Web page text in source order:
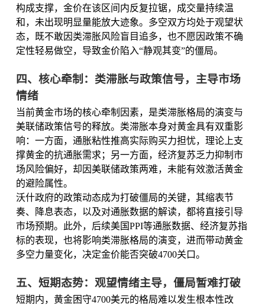
构成支撑，金价在该区间内反复拉锯，成交量持续温
和，未出现明显量能放大迹象。多空双方均处于观望状
态，既不敢因类滞胀风险盲目追多，也不愿因政策不确
定性轻易做空，导致金价陷入“静观其变”的僵局。
四、核心牵制：类滞胀与政策信号，主导市场
情绪
当前黄金市场的核心牵制因素，是类滞胀格局的演变与
美联储政策信号的释放。类滞胀本身对黄金具有双重影
响：一方面，通胀粘性推高实际购买力担忧，理论上支
撑黄金的抗通胀需求；另一方面，经济复苏乏力抑制市
场风险偏好，却因美联储政策两难，未能有效激活黄金
的避险属性。
沃什政府的政策动态成为打破僵局的关键，其缩表节
奏、降息表态，以及对通胀数据的解读，都将直接引导
市场预期。此外，后续美国PPI等通胀数据、经济复苏指
标的表现，也将影响类滞胀格局的演变，进而带动黄金
多空力量变化，决定金价能否突破4700关口。
五、短期态势：观望情绪主导，僵局暂难打破
短期内，黄金困守4700美元的格局难以发生根本性改